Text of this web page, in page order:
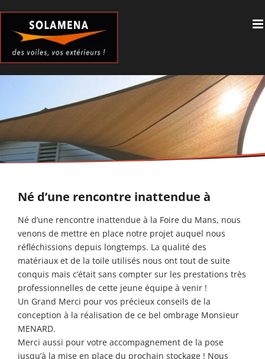
contenu
Né d’une rencontre inattendue à
Né d’une rencontre inattendue à la Foire du Mans, nous
venons de mettre en place notre projet auquel nous
réfléchissions depuis longtemps. La qualité des
matériaux et de la toile utilisés nous ont tout de suite
conquis mais c’était sans compter sur les prestations très
professionnelles de cette jeune équipe à venir !
Un Grand Merci pour vos précieux conseils de la
conception à la réalisation de ce bel ombrage Monsieur
MENARD.
Merci aussi pour votre accompagnement de la pose
jusqu’à la mise en place du prochain stockage ! Nous